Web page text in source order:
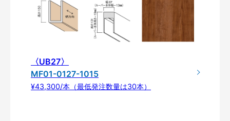
〈UB27〉
MF01-0127-1015
¥43,300/本（最低発注数量は30本）